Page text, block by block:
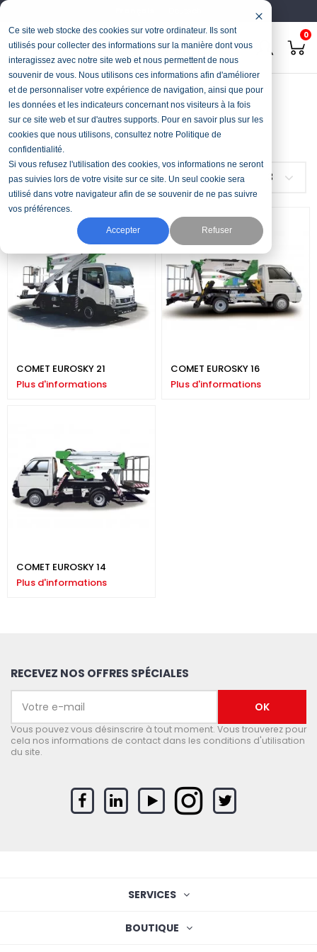
Ce site web stocke des cookies sur votre ordinateur. Ils sont
utilisés pour collecter des informations sur la manière dont vous
interagissez avec notre site web et nous permettent de nous
souvenir de vous. Nous utilisons ces informations afin d'améliorer
et de personnaliser votre expérience de navigation, ainsi que pour
les données et les indicateurs concernant nos visiteurs à la fois
sur ce site web et sur d'autres supports. Pour en savoir plus sur les
cookies que nous utilisons, consultez notre Politique de
confidentialité.
Si vous refusez l'utilisation des cookies, vos informations ne seront
pas suivies lors de votre visite sur ce site. Un seul cookie sera
utilisé dans votre navigateur afin de se souvenir de ne pas suivre
vos préférences.
Accepter Refuser
0
Accueil Élévation Camion-nacelle
Camion-nacelle
FILTRER Choisir 3
COMET EUROSKY 21
Plus d'informations
COMET EUROSKY 16
Plus d'informations
COMET EUROSKY 14
Plus d'informations
RECEVEZ NOS OFFRES SPÉCIALES
Vous pouvez vous désinscrire à tout moment. Vous trouverez pour
cela nos informations de contact dans les conditions d'utilisation
du site.
SERVICES
BOUTIQUE